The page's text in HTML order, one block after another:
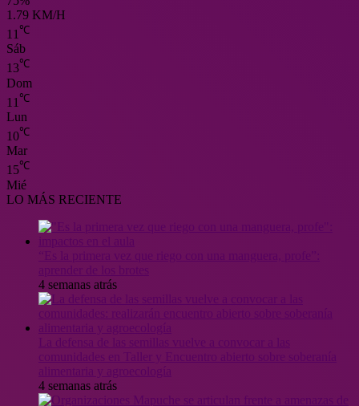
1.79 KM/H
11 ℃
Sáb
13℃
Dom
11 ℃
Lun
10℃
Mar
15℃
Mié
LO MÁS RECIENTE
4 semanas atrás
4 semanas atrás